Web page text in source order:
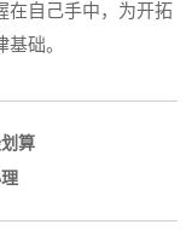
在自己手中，为开拓
础。
算